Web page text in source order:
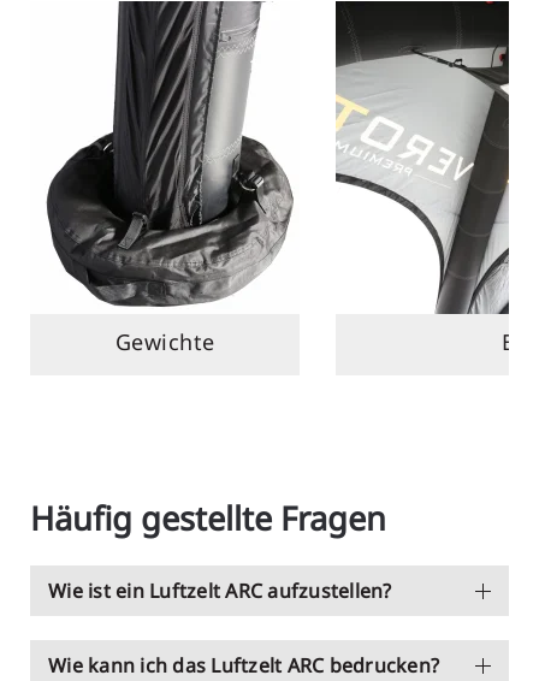
Gewichte
Häufig gestellte Fragen
Wie ist ein Luftzelt ARC aufzustellen?
Wie kann ich das Luftzelt ARC bedrucken?